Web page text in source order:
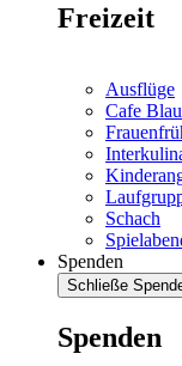
Freizeit
Ausflüge
Cafe
Schach
Spenden
Schließe
Spenden